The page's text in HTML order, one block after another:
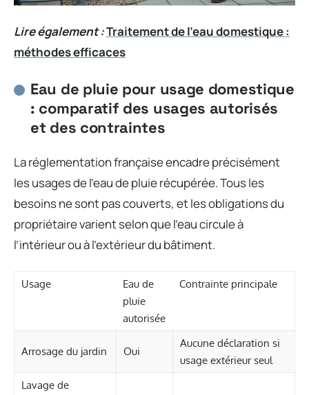
Lire également :Traitement de l'eau domestique :
méthodes efficaces
Eau de pluie pour usage domestique
: comparatif des usages autorisés
et des contraintes
La réglementation française encadre précisément
les usages de l’eau de pluie récupérée. Tous les
besoins ne sont pas couverts, et les obligations du
propriétaire varient selon que l’eau circule à
l’intérieur ou à l’extérieur du bâtiment.
Usage
Eau de
pluie
autorisée
Contrainte principale
Arrosage du jardin Oui
Aucune déclaration si
usage extérieur seul
Lavage de